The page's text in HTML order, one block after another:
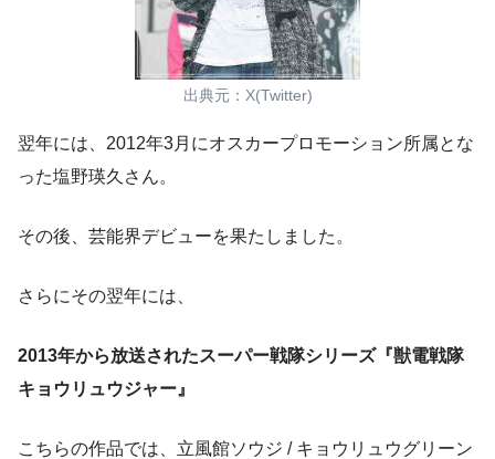
出典元：X(Twitter)
翌年には、2012年3月にオスカープロモーション所属とな
った塩野瑛久さん。
その後、芸能界デビューを果たしました。
さらにその翌年には、
2013年から放送されたスーパー戦隊シリーズ『獣電戦隊
キョウリュウジャー』
こちらの作品では、 立風館ソウジ / キョウリュウグリーン